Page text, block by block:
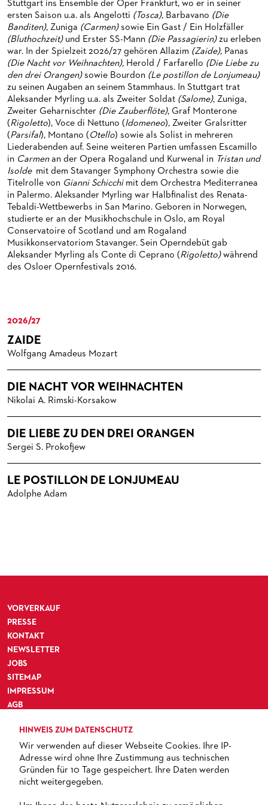
HAPPY NEW EARS
FÜHRUNGEN EXKLUSIV FÜR ABONNENT*INNEN
FRIEDMAN IN DER OPER
SNEAK IN
MUSEUMSUFERFEST 2026
BRÜCHE – DEMORKATIE IN ZEITEN IHRER REGRESSION
SILVESTERFEIER
FÜR ERWACHSENE
FÜR KITAS UND SCHULEN
PRODUKTIONS­TEAMS
DIRIGENTEN / REPETITOREN
OPERNSTUDIO
THEATERLEITUNG
KÜNSTLERISCHER BETRIEB OPER
STÄDTISCHE BÜHNEN FRANKFURT GMBH
ORCHESTER
DAS FRANKFURTER OPERN- UND MUSEUMS­ORCHESTER
GENERAL­MUSIKDIREKTOR
MITGLIEDER DES ORCHESTERS
PAUL-HINDEMITH-ORCHESTER­AKADEMIE
HISTORIE DES ORCHESTERS
CHOR
KINDERCHOR
PRESSE
KONTAKT
PRESSE­MITTEILUNGEN
PRESSEFOTOS
NEWS
UMBESETZUNGEN
MEDIATHEK
CD / DVD-SERIE DER OPER FRANKFURT
SERVICE
GRUPPENREISEN
FÜR STUDIERENDE
FANSHOP
PUBLIKATIONEN
VERMIETUNGEN
MEDIADATEN
ABONNEMENT
ÜBERSICHT SERIEN
KONTAKT ABO-SERVICE
OPERN-ABOS: GÜNSTIG, FLEXIBEL, EXKLUSIV
PATRONATSVEREIN
UNSERE PARTNER
PARTNER­ WERDEN
SPENDEN
OPERNGALA
Stuttgart ins Ensemble der Oper Frankfurt, wo er in seiner
ersten Saison u.a. als Angelotti (Tosca), Barbavano (Die
Banditen), Zuniga (Carmen)sowie Ein Gast / Ein Holzfäller
(Bluthochzeit)und Erster SS-Mann (Die Passagierin)zu erleben
war. In der Spielzeit 2026/27 gehören Allazim (Zaide), Panas
(Die Nacht vor Weihnachten), Herold / Farfarello (Die Liebe zu
den drei Orangen)sowie Bourdon (Le postillon de Lonjumeau)
zu seinen Augaben an seinem Stammhaus. In Stuttgart trat
Aleksander Myrling u.a. als Zweiter Soldat (Salome), Zuniga,
Zweiter Geharnischter (Die Zauberflöte), Graf Monterone
(Rigoletto), Voce di Nettuno (Idomeneo), Zweiter Gralsritter
(Parsifal), Montano (Otello) sowie als Solist in mehreren
Liederabenden auf. Seine weiteren Partien umfassen Escamillo
in Carmenan der Opera Rogaland und Kurwenal in Tristan und
Isoldemit dem Stavanger Symphony Orchestra sowie die
Titelrolle von Gianni Schicchimit dem Orchestra Mediterranea
in Palermo. Aleksander Myrling war Halbfinalist des Renata-
Tebaldi-Wettbewerbs in San Marino. Geboren in Norwegen,
studierte er an der Musikhochschule in Oslo, am Royal
Conservatoire of Scotland und am Rogaland
Musikkonservatoriom Stavanger. Sein Operndebüt gab
Aleksander Myrling als Conte di Ceprano (Rigoletto)während
des Osloer Opernfestivals 2016.
2026/27
ZAIDE
Wolfgang Amadeus Mozart
DIE NACHT VOR WEIHNACHTEN
Nikolai A. Rimski-Korsakow
DIE LIEBE ZU DEN DREI ORANGEN
Sergei S. Prokofjew
LE POSTILLON DE LONJUMEAU
Adolphe Adam
VORVERKAUF
PRESSE
KONTAKT
NEWSLETTER
JOBS
SITEMAP
IMPRESSUM
AGB
BARRIEREFREIHEIT
HINWEIS ZUM DATENSCHUTZ
Wir verwenden auf dieser Webseite Cookies. Ihre IP-
Adresse wird ohne Ihre Zustimmung aus technischen
Gründen für 10 Tage gespeichert. Ihre Daten werden
nicht weitergegeben.